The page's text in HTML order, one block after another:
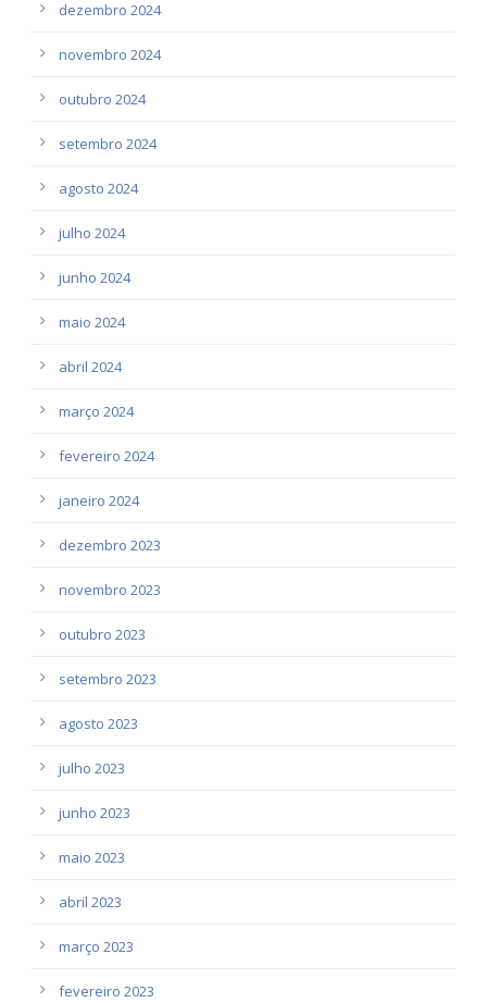
dezembro 2024
novembro 2024
outubro 2024
setembro 2024
agosto 2024
julho 2024
junho 2024
maio 2024
abril 2024
março 2024
fevereiro 2024
janeiro 2024
dezembro 2023
novembro 2023
outubro 2023
setembro 2023
agosto 2023
julho 2023
junho 2023
maio 2023
abril 2023
março 2023
fevereiro 2023